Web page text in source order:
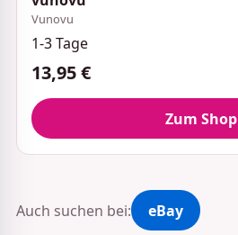
Vunovu
1-3 Tage
13,95 €
Zum Shop
Auch suchen bei: eBay